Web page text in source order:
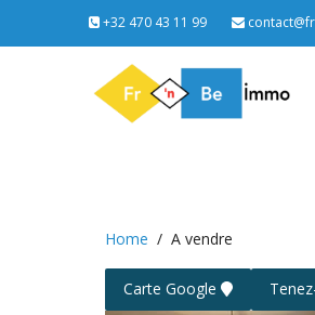
+32 470 43 11 99
Home A vendre
Carte Google